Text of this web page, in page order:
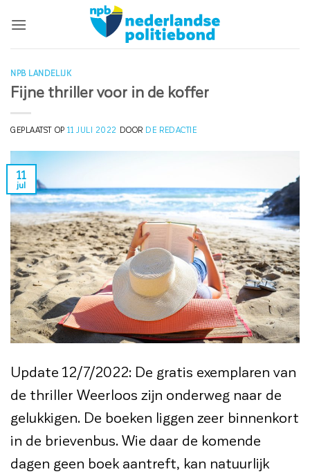
naar
NPB LANDELIJK
Fijne thriller voor in de koffer
GEPLAATST OP11 JULI 2022 DOOR DE REDACTIE
11
jul
Update 12/7/2022: De gratis exemplaren van
de thriller Weerloos zijn onderweg naar de
gelukkigen. De boeken liggen zeer binnenkort
in de brievenbus. Wie daar de komende
dagen geen boek aantreft, kan natuurlijk